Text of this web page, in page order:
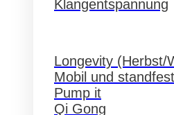
Klangentspannung
Longevity (Herbst/
Mobil und
Pump it
Qi Gong